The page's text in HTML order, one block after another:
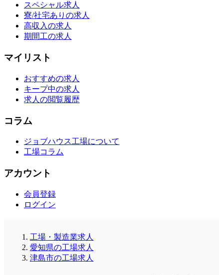
スペシャル求人
寮/社宅ありの求人
高収入の求人
期間工の求人
マイリスト
おすすめの求人
キープ中の求人
求人の閲覧履歴
コラム
ジョブハウス工場について
工場コラム
アカウント
会員登録
ログイン
工場・製造業求人
愛知県の工場求人
津島市の工場求人